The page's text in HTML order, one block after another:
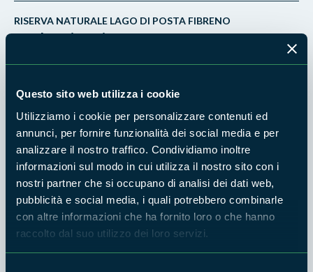
Questo sito web utilizza i cookie
Utilizziamo i cookie per personalizzare contenuti ed
annunci, per fornire funzionalità dei social media e per
analizzare il nostro traffico. Condividiamo inoltre
informazioni sul modo in cui utilizza il nostro sito con i
nostri partner che si occupano di analisi dei dati web,
pubblicità e social media, i quali potrebbero combinarle
con altre informazioni che ha fornito loro o che hanno
raccolto dal suo utilizzo dei loro servizi.
RISERVA NATURALE LAGO DI POSTA FIBRENO
Incubatoio Ittico
Laboratorio Territoriale
RISERVA NATURALE LAGO DI POSTA FIBRENO
Museo Naturalistico Etnografico
Museo